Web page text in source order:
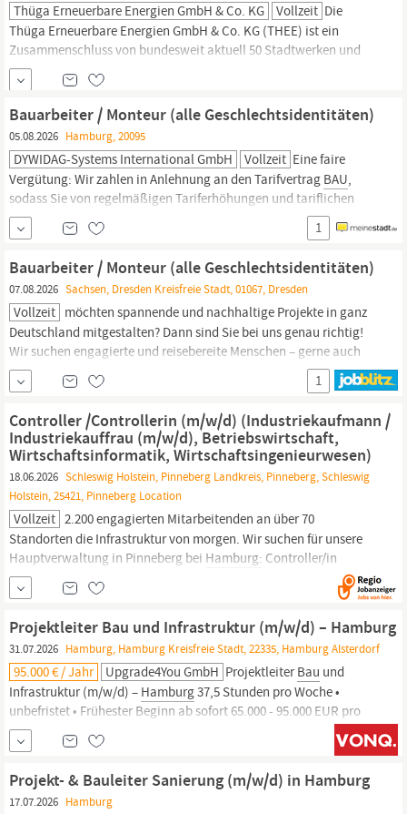
Thüga Erneuerbare Energien GmbH & Co. KG Vollzeit Die
Thüga Erneuerbare Energien GmbH & Co. KG (THEE) ist ein
Zusammenschluss von bundesweit aktuell 50 Stadtwerken und
Regionalversorgern. Wir sind ein Unternehmen in einem stetig
wachsenden und zukunftsfähigen Geschäftsfeld und haben seit
Gründung im Jahr 2010 ein Bestandsportfolio mit einer
Gesamtleistung von über 400 MW aufgebaut. Bis 2030 soll die
Marke von 1.000...
Bauarbeiter / Monteur (alle Geschlechtsidentitäten)
05.08.2026 Hamburg, 20095
DYWIDAG-Systems International GmbH Vollzeit Eine faire
Vergütung: Wir zahlen in Anlehnung an den Tarifvertrag BAU,
sodass Sie von regelmäßigen Tariferhöhungen und tariflichen
Sonderzahlungen profitieren. Neben Urlaubs- und
Weihnachtsgeld beteiligen wir uns an Vermögenswirksamen
Leistungen / Betrieblicher Altersvorsorge.; Bei uns haben alle
Vollzeit-Mitarbeiter 30 Tage Urlaub.
1
Bauarbeiter / Monteur (alle Geschlechtsidentitäten)
07.08.2026 Sachsen, Dresden Kreisfreie Stadt, 01067, Dresden
Vollzeit möchten spannende und nachhaltige Projekte in ganz
Deutschland mitgestalten? Dann sind Sie bei uns genau richtig!
Wir suchen engagierte und reisebereite Menschen – gerne auch
Quereinsteiger – aus Berlin, Brandenburg, Bremen,
Hamburg,
Mecklenburg-Vorpommern, Niedersachsen, Nordrhein-Westfalen
(NRW), Sachsen-Anhalt, Sachsen oder Schleswig-Holstein als...
1
Controller /Controllerin (m/w/d) (Industriekaufmann /
Industriekauffrau (m/w/d), Betriebswirtschaft,
Wirtschaftsinformatik, Wirtschaftsingenieurwesen)
18.06.2026 Schleswig Holstein, Pinneberg Landkreis, Pinneberg, Schleswig
Holstein, 25421, Pinneberg Location
Vollzeit 2.200 engagierten Mitarbeitenden an über 70
Standorten die Infrastruktur von morgen. Wir suchen für unsere
Hauptverwaltung in Pinneberg bei Hamburg: Controller/in
(m/w/d) Zahlen sind das Fundament – und Sie sorgen dafür, dass
daraus fundierte Entscheidungen entstehen. Im Controlling
behalten Sie den Überblick über Kennzahlen, Budgets und
Entwicklungen.
Projektleiter Bau und Infrastruktur (m/w/d) – Hamburg
31.07.2026 Hamburg, Hamburg Kreisfreie Stadt, 22335, Hamburg Alsterdorf
95.000 € / Jahr Upgrade4You GmbH ProjektleiterBau und
Infrastruktur (m/w/d) – Hamburg37,5 Stunden pro Woche •
unbefristet • Frühester Beginn ab sofort 65.000 - 95.000 EUR pro
Jahr
auf Erfolg – gestalte die Infrastruktur der Luftfahrt von
morgen Du willst nicht irgendwelche Gebäude planen, sondern
Projekt- & Bauleiter Sanierung (m/w/d) in Hamburg
17.07.2026 Hamburg